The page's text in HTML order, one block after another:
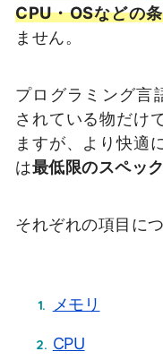
CPU・OSなどの
ません。
プログラミング言
されている物だけ
ますが、より快適
は最低限のスペッ
それぞれの項目に
メモリ
CPU